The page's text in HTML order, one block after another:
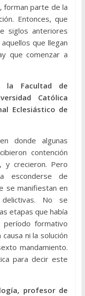
forman parte de la
Entonces, que
siglos anteriores
que llegan
que comenzar a
la Facultad de
Católica
Eclesiástico de
donde algunas
contención
y crecieron. Pero
esconderse de
se manifiestan en
No se
etapas que había
formativo
ni la solución
mandamiento.
para decir este
profesor de